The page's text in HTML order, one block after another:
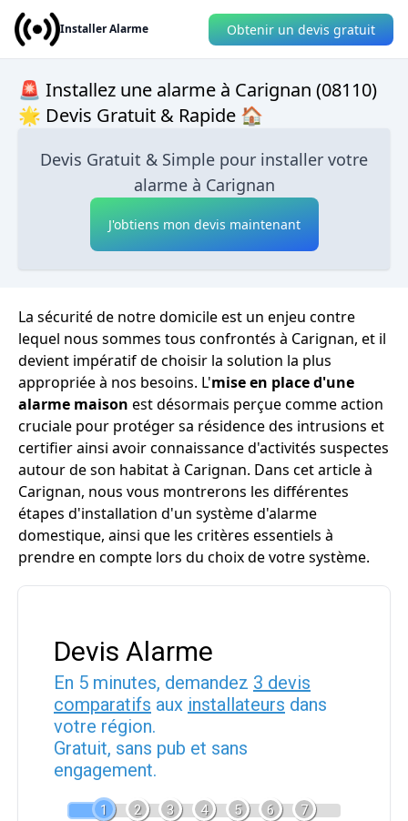
Installer Alarme Obtenir un devis gratuit
🚨 Installez une alarme à Carignan (08110)
🌟 Devis Gratuit & Rapide 🏠
Devis Gratuit & Simple pour installer votre
alarme à Carignan
J'obtiens mon devis maintenant
La sécurité de notre domicile est un enjeu contre
lequel nous sommes tous confrontés à Carignan, et il
devient impératif de choisir la solution la plus
appropriée à nos besoins. L'mise en place d'une
alarme maison est désormais perçue comme action
cruciale pour protéger sa résidence des intrusions et
certifier ainsi avoir connaissance d'activités suspectes
autour de son habitat à Carignan. Dans cet article à
Carignan, nous vous montrerons les différentes
étapes d'installation d'un système d'alarme
domestique, ainsi que les critères essentiels à
prendre en compte lors du choix de votre système.
Devis Alarme
En 5 minutes, demandez 3 devis
comparatifs aux installateurs dans
votre région.
Gratuit, sans pub et sans
engagement.
1 2 3 4 5 6 7